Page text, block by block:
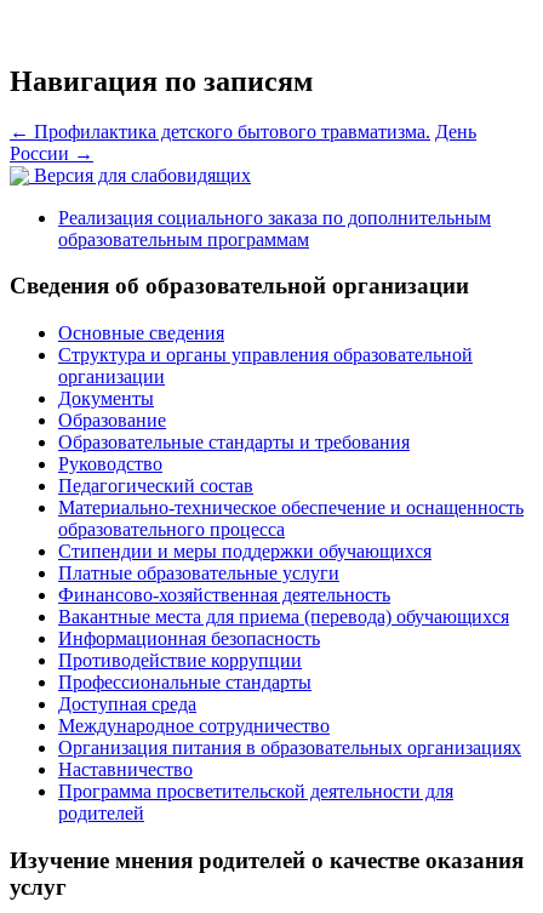
Навигация по записям
← Профилактика детского бытового травматизма. День
России →
Версия для слабовидящих
Реализация социального заказа по дополнительным
образовательным программам
Сведения об образовательной организации
Основные сведения
Структура и органы управления образовательной
организации
Документы
Образование
Образовательные стандарты и требования
Руководство
Педагогический состав
Материально-техническое обеспечение и оснащенность
образовательного процесса
Стипендии и меры поддержки обучающихся
Платные образовательные услуги
Финансово-хозяйственная деятельность
Вакантные места для приема (перевода) обучающихся
Информационная безопасность
Противодействие коррупции
Профессиональные стандарты
Доступная среда
Международное сотрудничество
Организация питания в образовательных организациях
Наставничество
Программа просветительской деятельности для
родителей
Изучение мнения родителей о качестве оказания
услуг